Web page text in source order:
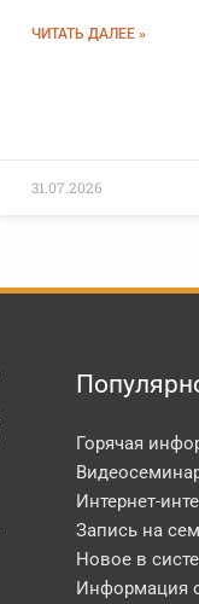
ЧИТАТЬ ДАЛЕЕ »
31.07.2026
Горячая
Интернет-
Запись на
Новое в
Информация